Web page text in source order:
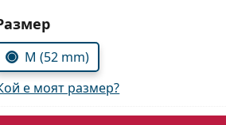
параметри
M (52 mm)
е моят размер?